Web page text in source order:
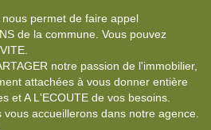
permet de faire appel
de la commune. Vous pouvez
notre passion de l'immobilier,
attachées à vous donner entière
et A L'ECOUTE de vos besoins.
accueillerons dans notre agence.